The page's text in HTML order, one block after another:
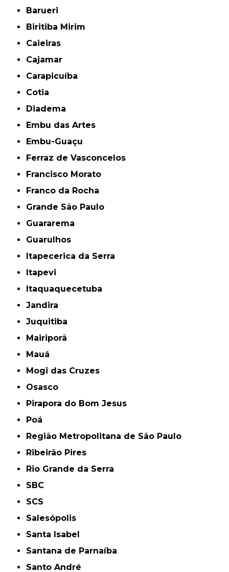
Barueri
Biritiba Mirim
Caieiras
Cajamar
Carapicuíba
Cotia
Diadema
Embu das Artes
Embu-Guaçu
Ferraz de Vasconcelos
Francisco Morato
Franco da Rocha
Grande São Paulo
Guararema
Guarulhos
Itapecerica da Serra
Itapevi
Itaquaquecetuba
Jandira
Juquitiba
Mairiporã
Mauá
Mogi das Cruzes
Osasco
Pirapora do Bom Jesus
Poá
Região Metropolitana de São Paulo
Ribeirão Pires
Rio Grande da Serra
SBC
SCS
Salesópolis
Santa Isabel
Santana de Parnaíba
Santo André